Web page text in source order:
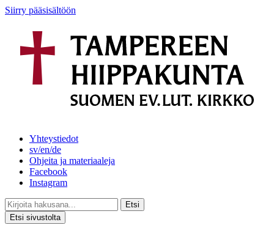
Siirry pääsisältöön
Yhteystiedot
sv/en/de
Ohjeita ja materiaaleja
Facebook
Instagram
Etsi
Etsi sivustolta